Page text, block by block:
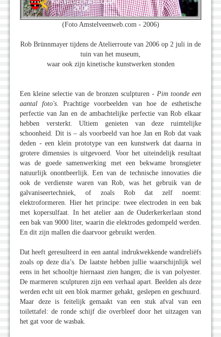
(Foto Amstelveenweb.com - 2006)
Rob Brünnmayer tijdens de Atelierroute van 2006 op 2 juli in de
tuin van het museum,
waar ook zijn kinetische kunstwerken stonden
Een kleine selectie van de bronzen sculpturen - Pim toonde een
aantal foto's. Prachtige voorbeelden van hoe de esthetische
perfectie van Jan en de ambachtelijke perfectie van Rob elkaar
hebben versterkt. Ultiem genieten van deze ruimtelijke
schoonheid. Dit is – als voorbeeld van hoe Jan en Rob dat vaak
deden - een klein prototype van een kunstwerk dat daarna in
grotere dimensies is uitgevoerd. Voor het uiteindelijk resultaat
was de goede samenwerking met een bekwame bronsgieter
natuurlijk onontbeerlijk. Een van de technische innovaties die
ook de verdienste waren van Rob, was het gebruik van de
galvaniseertechniek, of zoals Rob dat zelf noemt:
elektroformeren. Hier het principe: twee electroden in een bak
met kopersulfaat. In het atelier aan de Ouderkerkerlaan stond
een bak van 9000 liter, waarin die elektrodes gedompeld werden.
En dit zijn mallen die daarvoor gebruikt werden.
Dat heeft geresulteerd in een aantal indrukwekkende wandreliëfs
zoals op deze dia’s. De laatste hebben jullie waarschijnlijk wel
eens in het schooltje hiernaast zien hangen; die is van polyester.
De marmeren sculpturen zijn een verhaal apart. Beelden als deze
werden echt uit een blok marmer gehakt, geslepen en geschuurd.
Maar deze is feitelijk gemaakt van een stuk afval van een
toilettafel: de ronde schijf die overbleef door het uitzagen van
het gat voor de wasbak.